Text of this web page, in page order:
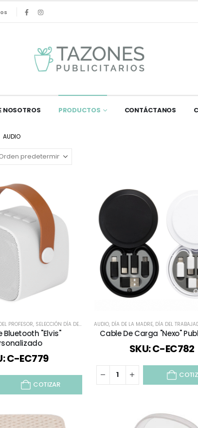
NOSOTROS PRODUCTOS CONTÁCTANOS
AUDIO
PROFESOR, SELECCIÓN DÍA DEL PROFESOR , TECNOLOGÍA / CELULAR /
Bluetooth "Elvis"
C-EC779
COTIZAR
AUDIO, DÍA DE LA MADRE, DÍA DEL
Cable De Carga "Nexo"
SKU: C-EC782